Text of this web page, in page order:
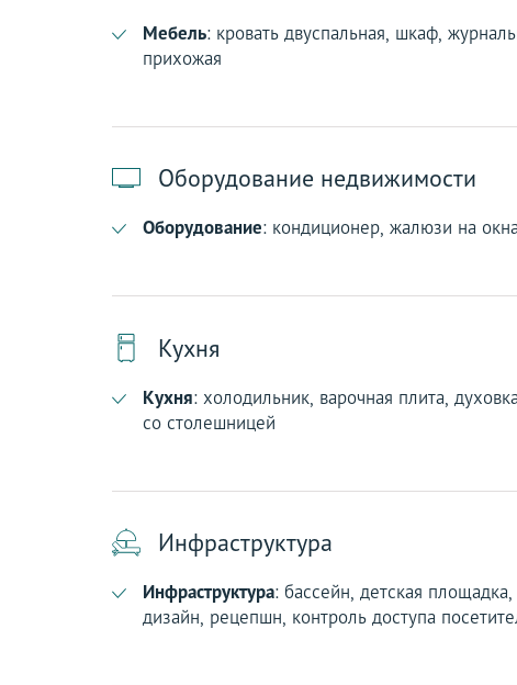
Мебель: кровать двуспальная, шкаф,
прихожая
Оборудование недвижимости
Оборудование: кондиционер, жалюзи на
Кухня
Кухня: холодильник, варочная плита,
со столешницей
Инфраструктура
Инфраструктура: бассейн, детская
дизайн, рецепшн, контроль доступа